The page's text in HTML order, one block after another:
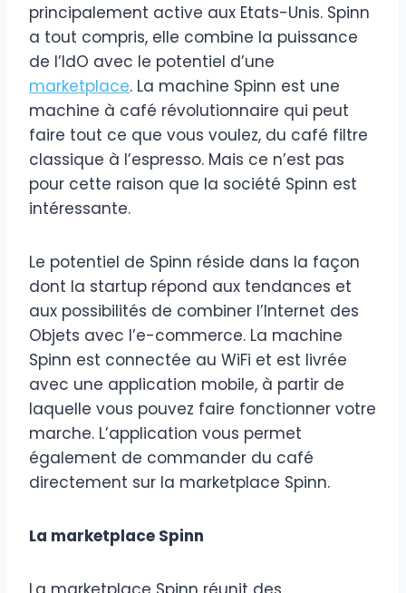
principalement active aux Etats-Unis. Spinn
a tout compris, elle combine la puissance
de l’IdO avec le potentiel d’une
marketplace. La machine Spinn est une
machine à café révolutionnaire qui peut
faire tout ce que vous voulez, du café filtre
classique à l’espresso. Mais ce n’est pas
pour cette raison que la société Spinn est
intéressante.
Le potentiel de Spinn réside dans la façon
dont la startup répond aux tendances et
aux possibilités de combiner l’Internet des
Objets avec l’e-commerce. La machine
Spinn est connectée au WiFi et est livrée
avec une application mobile, à partir de
laquelle vous pouvez faire fonctionner votre
marche. L’application vous permet
également de commander du café
directement sur la marketplace Spinn.
La marketplace Spinn